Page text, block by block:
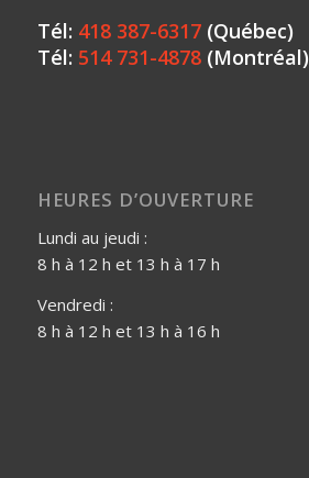
Tél: 418 387-6317(Québec)
Tél: 514 731-4878(Montréal)
HEURES D’OUVERTURE
Lundi au jeudi :
8 h à 12 h et 13 h à 17 h
Vendredi :
8 h à 12 h et 13 h à 16 h